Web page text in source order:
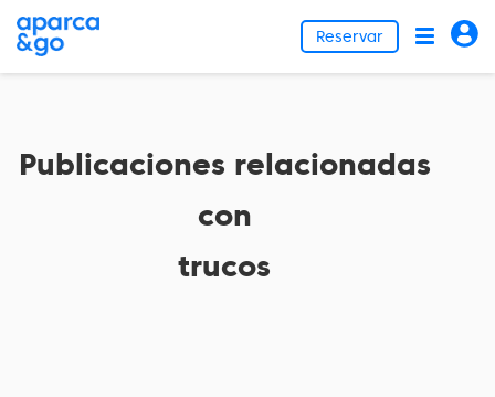
Reservar
Publicaciones relacionadas
con
trucos